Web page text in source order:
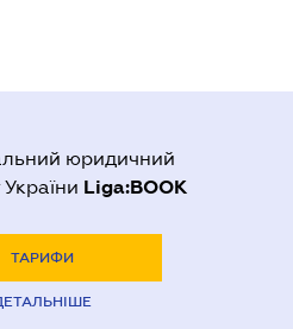
юридичний
Liga:BOOK
ТАРИФИ